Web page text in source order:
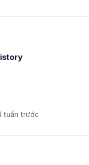
tuần trước